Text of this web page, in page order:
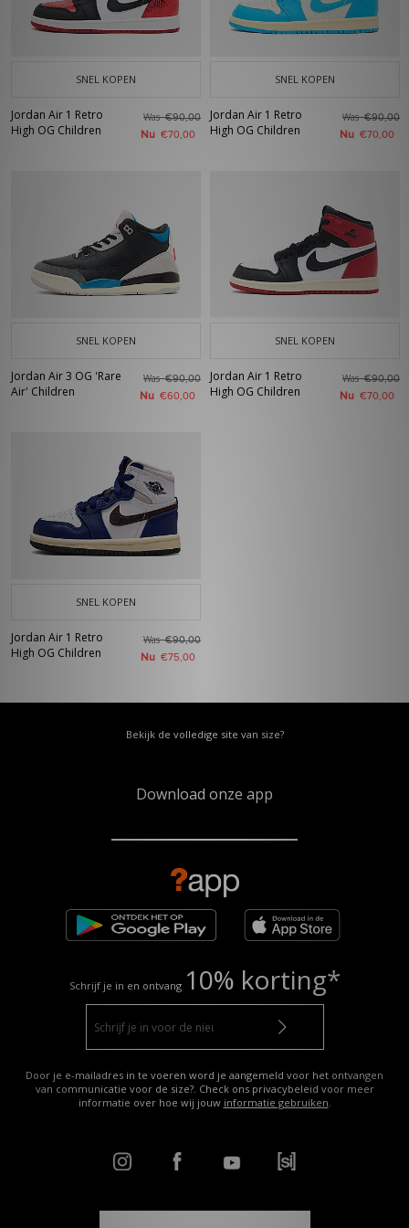
SNEL KOPEN
Jordan Air 1 Retro
High OG Children
Was€90,00
Nu €70,00
SNEL KOPEN
Jordan Air 1 Retro
High OG Children
Was€90,00
Nu €70,00
SNEL KOPEN
Jordan Air 3 OG 'Rare
Air' Children
Was€90,00
Nu €60,00
SNEL KOPEN
Jordan Air 1 Retro
High OG Children
Was€90,00
Nu €70,00
SNEL KOPEN
Jordan Air 1 Retro
High OG Children
Was€90,00
Nu €75,00
Bekijk de volledige site van size?
Download onze app
Schrijf je in en ontvang 10% korting*
Door je e-mailadres in te voeren word je aangemeld voor het ontvangen
van communicatie voor de size?. Check ons privacybeleid voor meer
informatie over hoe wij jouw informatie gebruiken.